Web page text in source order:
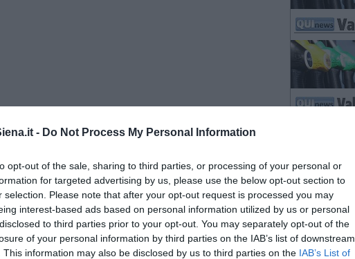
- Do Not Process My Personal Information
opt-out of the sale, sharing to third parties, or processing of your personal or
for targeted advertising by us, please use the below opt-out section to
selection. Please note that after your opt-out request is processed you may
interest-based ads based on personal information utilized by us or personal
to third parties prior to your opt-out. You may separately opt-out of the
of your personal information by third parties on the IAB’s list of downstream
This information may also be disclosed by us to third parties on the IAB’s List of